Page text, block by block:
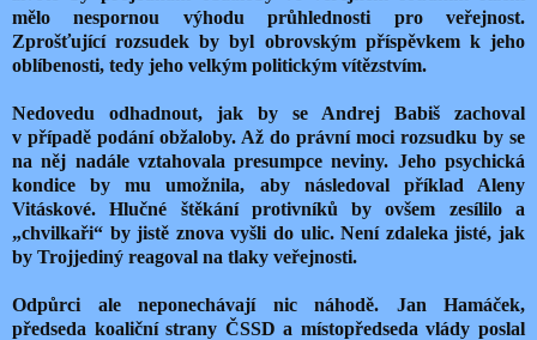
mělo nespornou výhodu průhlednosti pro veřejnost.
Zprošťující rozsudek by byl obrovským příspěvkem k jeho
oblíbenosti, tedy jeho velkým politickým vítězstvím.
Nedovedu odhadnout, jak by se Andrej Babiš zachoval
v případě podání obžaloby. Až do právní moci rozsudku by se
na něj nadále vztahovala presumpce neviny. Jeho psychická
kondice by mu umožnila, aby následoval příklad Aleny
Vitáskové. Hlučné štěkání protivníků by ovšem zesílilo a
„chvilkaři“ by jistě znova vyšli do ulic. Není zdaleka jisté, jak
by Trojjediný reagoval na tlaky veřejnosti.
Odpůrci ale neponechávají nic náhodě. Jan Hamáček,
předseda koaliční strany ČSSD a místopředseda vlády poslal